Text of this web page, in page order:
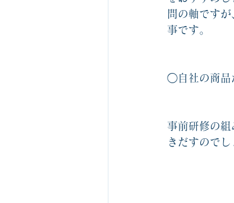
問の軸です
事です。
◯自社の商品
事前研修の
きだすので